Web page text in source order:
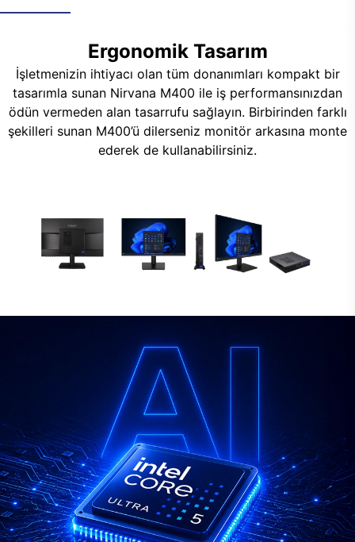
Ergonomik Tasarım
İşletmenizin ihtiyacı olan tüm donanımları kompakt bir
tasarımla sunan Nirvana M400 ile iş performansınızdan
ödün vermeden alan tasarrufu sağlayın. Birbirinden farklı
şekilleri sunan M400’ü dilerseniz monitör arkasına monte
ederek de kullanabilirsiniz.